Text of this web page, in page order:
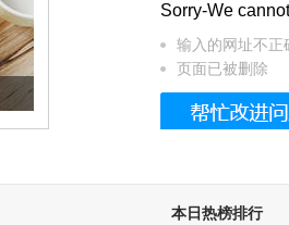
被列入佛家七宝的它到底有多美？
Sorry-We
输入的网址不正
页面已被删除
本日热榜排行